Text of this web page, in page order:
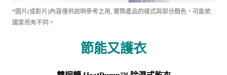
*圖片(或影片)內容僅供說明參考之用, 實際產品的樣式與部分顏色，可能依
節能又護衣